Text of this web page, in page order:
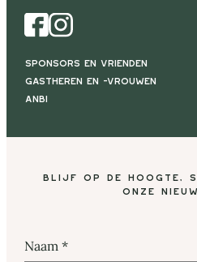
Facebook Instagram
Sponsors en vrienden
Gastheren en -vrouwen
ANBI
Blijf op de hoogte,
onze
Naam*